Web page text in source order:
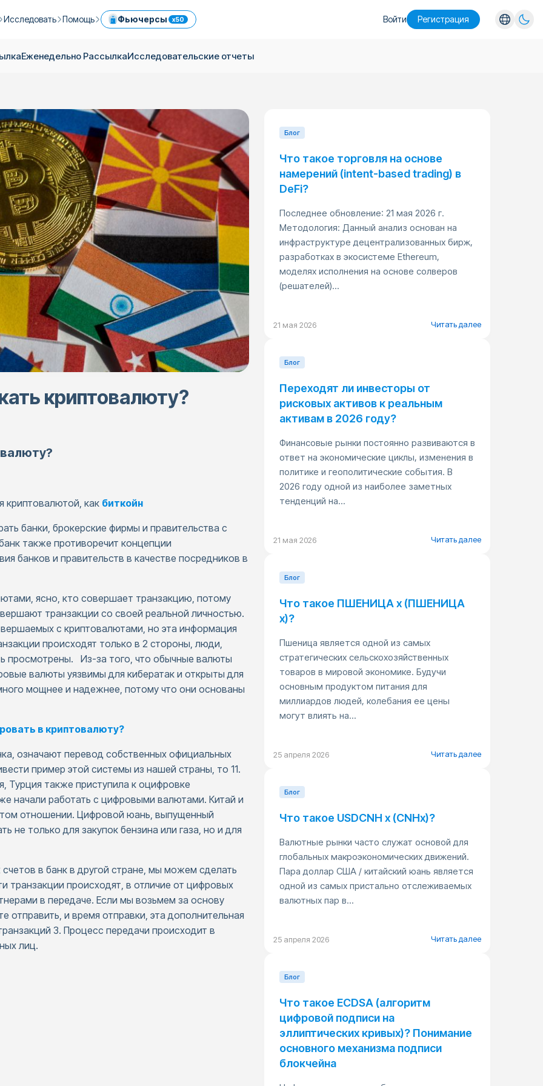
Торгуйте криптовалютой с помощью профессиональных инструментов
Откройте для себя крипто-корзины ICRYPEX
Торговля криптовалютами с помощью банковского перевода
Обмен Kриптовалют
OTC
API
Исследовать
Блог
Исследовательские отчеты
Помощь
Безопасность
Фьючерсы x50 Войти Pегистрация
Еженедельно PассылкаИсследовательские отчеты
криптовалюту?
криптовалютой, как биткойн
банки, брокерские фирмы и правительства с
также противоречит концепции
банков и правительств в качестве посредников в
ясно, кто совершает транзакцию, потому
транзакции со своей реальной личностью.
с криптовалютами, но эта информация
происходят только в 2 стороны, люди,
просмотрены. Из-за того, что обычные валюты
валюты уязвимы для кибератак и открыты для
мощнее и надежнее, потому что они основаны
в криптовалюту?
означают перевод собственных официальных
пример этой системы из нашей страны, то 11.
Турция также приступила к оцифровке
начали работать с цифровыми валютами. Китай и
отношении. Цифровой юань, выпущенный
не только для закупок бензина или газа, но и для
в банк в другой стране, мы можем сделать
транзакции происходят, в отличие от цифровых
в передаче. Если мы возьмем за основу
и время отправки, эта дополнительная
3. Процесс передачи происходит в
лиц.
Блог
Что такое торговля на основе
намерений (intent-based trading) в
DeFi?
Последнее обновление: 21 мая 2026 г.
Методология: Данный анализ основан на
инфраструктуре децентрализованных бирж,
разработках в экосистеме Ethereum,
моделях исполнения на основе солверов
(решателей)...
21 мая 2026 Читать далее
Блог
Переходят ли инвесторы от
рисковых активов к реальным
активам в 2026 году?
Финансовые рынки постоянно развиваются в
ответ на экономические циклы, изменения в
политике и геополитические события. В
2026 году одной из наиболее заметных
тенденций на...
21 мая 2026 Читать далее
Блог
Что такое ПШЕНИЦА x (ПШЕНИЦА
x)?
Пшеница является одной из самых
стратегических сельскохозяйственных
товаров в мировой экономике. Будучи
основным продуктом питания для
миллиардов людей, колебания ее цены
могут влиять на...
25 апреля 2026 Читать далее
Блог
Что такое USDCNH x (CNHx)?
Валютные рынки часто служат основой для
глобальных макроэкономических движений.
Пара доллар США / китайский юань является
одной из самых пристально отслеживаемых
валютных пар в...
25 апреля 2026 Читать далее
Блог
Что такое ECDSA (алгоритм
цифровой подписи на
эллиптических кривых)? Понимание
основного механизма подписи
блокчейна